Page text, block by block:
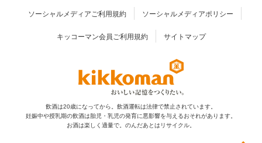
ソーシャルメディアご利用規約 ソーシャルメディアポリシー
キッコーマン会員ご利用規約 サイトマップ
飲酒は20歳になってから。飲酒運転は法律で禁止されています。
妊娠中や授乳期の飲酒は胎児・乳児の発育に悪影響を与えるおそれがあります。
お酒は楽しく適量で。のんだあとはリサイクル。